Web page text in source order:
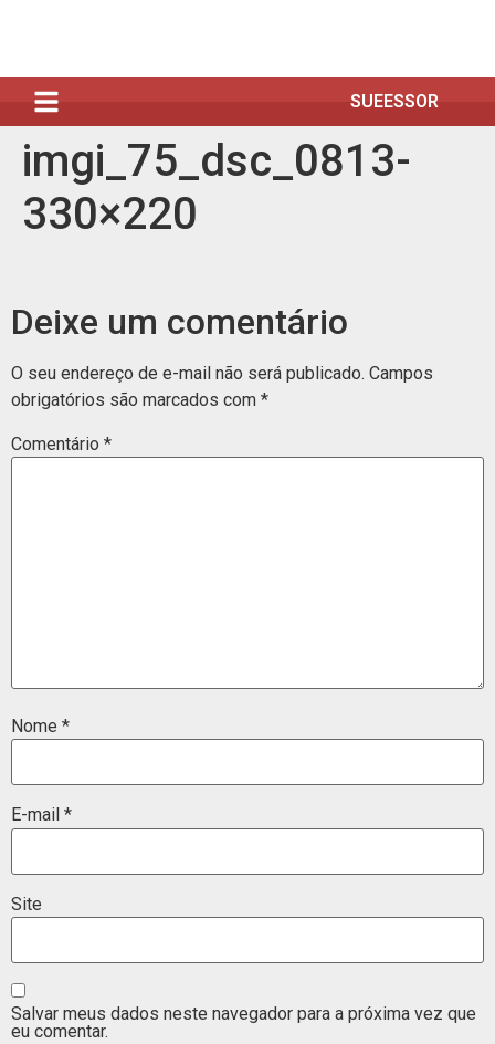
SUEESSOR
imgi_75_dsc_0813-
330×220
Deixe um comentário
O seu endereço de e-mail não será publicado. Campos
obrigatórios são marcados com *
Comentário *
Nome *
E-mail *
Site
Salvar meus dados neste navegador para a próxima vez que
eu comentar.